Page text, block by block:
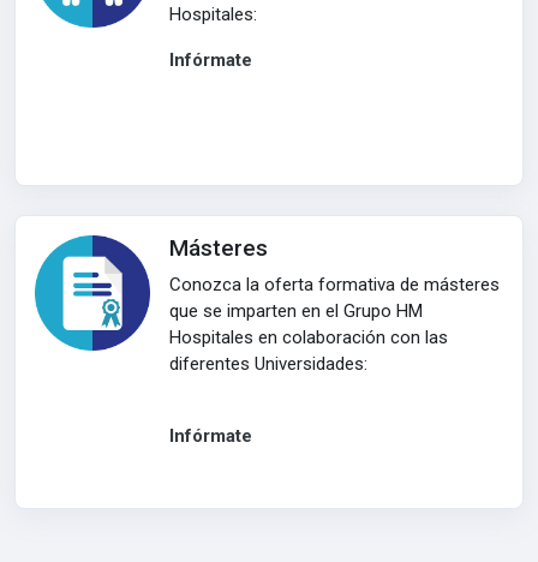
Hospitales:
Infórmate
Másteres
Conozca la oferta formativa de másteres
que se imparten en el Grupo HM
Hospitales en colaboración con las
diferentes Universidades:
Infórmate